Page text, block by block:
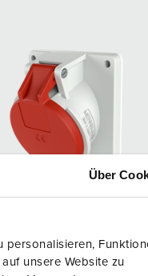
Über
personalisieren,
unsere Website zu
1473